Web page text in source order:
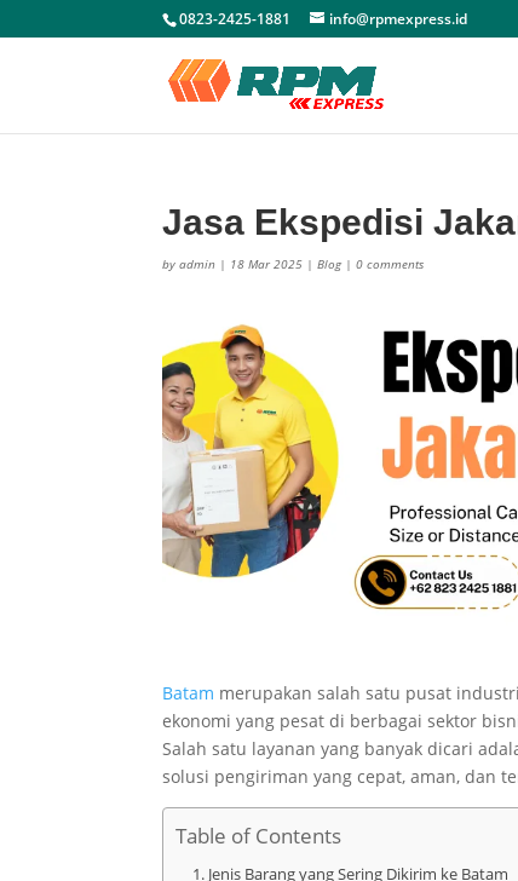
0823-2425-1881 info@rpmexpress.id
Jasa Ekspedisi
byadmin | 18 Mar 2025 |Blog|0 comments
Batam merupakan salah satu pusat
ekonomi yang pesat di berbagai sektor
Salah satu layanan yang banyak dicari
solusi pengiriman yang cepat, aman, dan
Table of Contents
Jenis Barang yang Sering Dikirim ke Batam